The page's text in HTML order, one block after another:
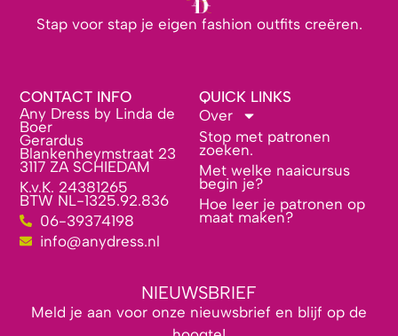
Stap voor stap je eigen fashion outfits creëren.
CONTACT INFO
Any Dress by Linda de
Boer
Gerardus
Blankenheymstraat 23
3117 ZA SCHIEDAM
K.v.K. 24381265
BTW NL-1325.92.836
06-39374198
info@anydress.nl
QUICK LINKS
Over
Stop met patronen
zoeken.
Met welke naaicursus
begin je?
Hoe leer je patronen op
maat maken?
NIEUWSBRIEF
Meld je aan voor onze nieuwsbrief en blijf op de